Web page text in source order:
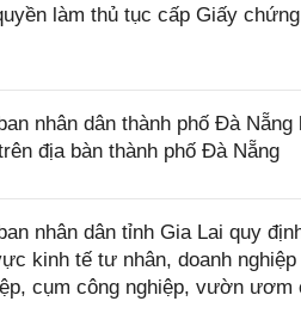
làm thủ tục cấp Giấy
nhân dân thành phố Đà
địa bàn thành phố Đà Nẵng
nhân dân tỉnh Gia Lai quy
kinh tế tư nhân, doanh
cụm công nghiệp, vườn ươm